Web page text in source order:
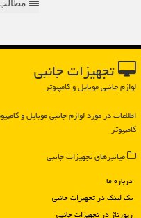
تجهیزات جانبی
لوازم جانبی موبایل و کامپیوتر
اطلاعات در مورد لوازم جانبی موبایل و
كامپیوتر
میانبرهای تجهیزات جانبی
درباره ما
بک لینک در تجهیزات جانبی
رپورتاژ در تجهیزات جانبی